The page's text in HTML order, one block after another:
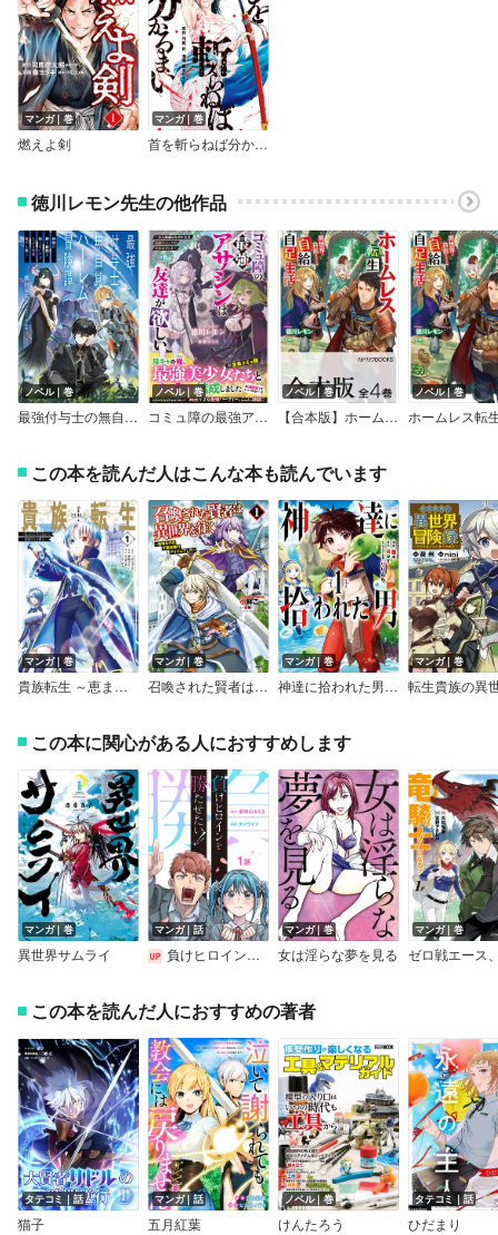
マンガ｜巻
燃えよ剣
マンガ｜巻
首を斬らねば分かるまい
徳川レモン先生の他作品
ノベル｜巻
最強付与士の無自覚ハーレム冒険譚
ノベル｜巻
コミュ障の最強アサシンは友達が欲しい～友人候補はなぜか全員最強スペックの美少女でした～【SS付き】
ノベル｜巻
【合本版】ホームレス転生
ノベル｜巻
ホームレス転
この本を読んだ人はこんな本も読んでいます
マンガ｜巻
貴族転生 ～恵まれた生まれから最強の力を得る～【デジタル版限定特典付き】
マンガ｜巻
召喚された賢者は異世界を往く ～最強なのは不要在庫のアイテムでした～
マンガ｜巻
神達に拾われた男【デジタル版限定特典付き】
マンガ｜巻
この本に関心がある人におすすめします
マンガ｜巻
異世界サムライ
マンガ｜話
負けヒロインを勝たせたい！！（話売り）
マンガ｜巻
女は淫らな夢を見る
マンガ｜巻
この本を読んだ人におすすめの著者
タテコミ｜話
猫子
マンガ｜話
五月紅葉
ノベル｜巻
けんたろう
タテコミ｜話
ひだまり